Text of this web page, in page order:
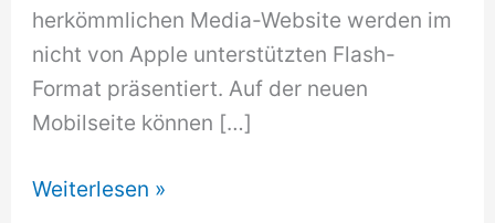
herkömmlichen Media-Website werden im
nicht von Apple unterstützten Flash-
Format präsentiert. Auf der neuen
Mobilseite können […]
Volvo
Weiterlesen »